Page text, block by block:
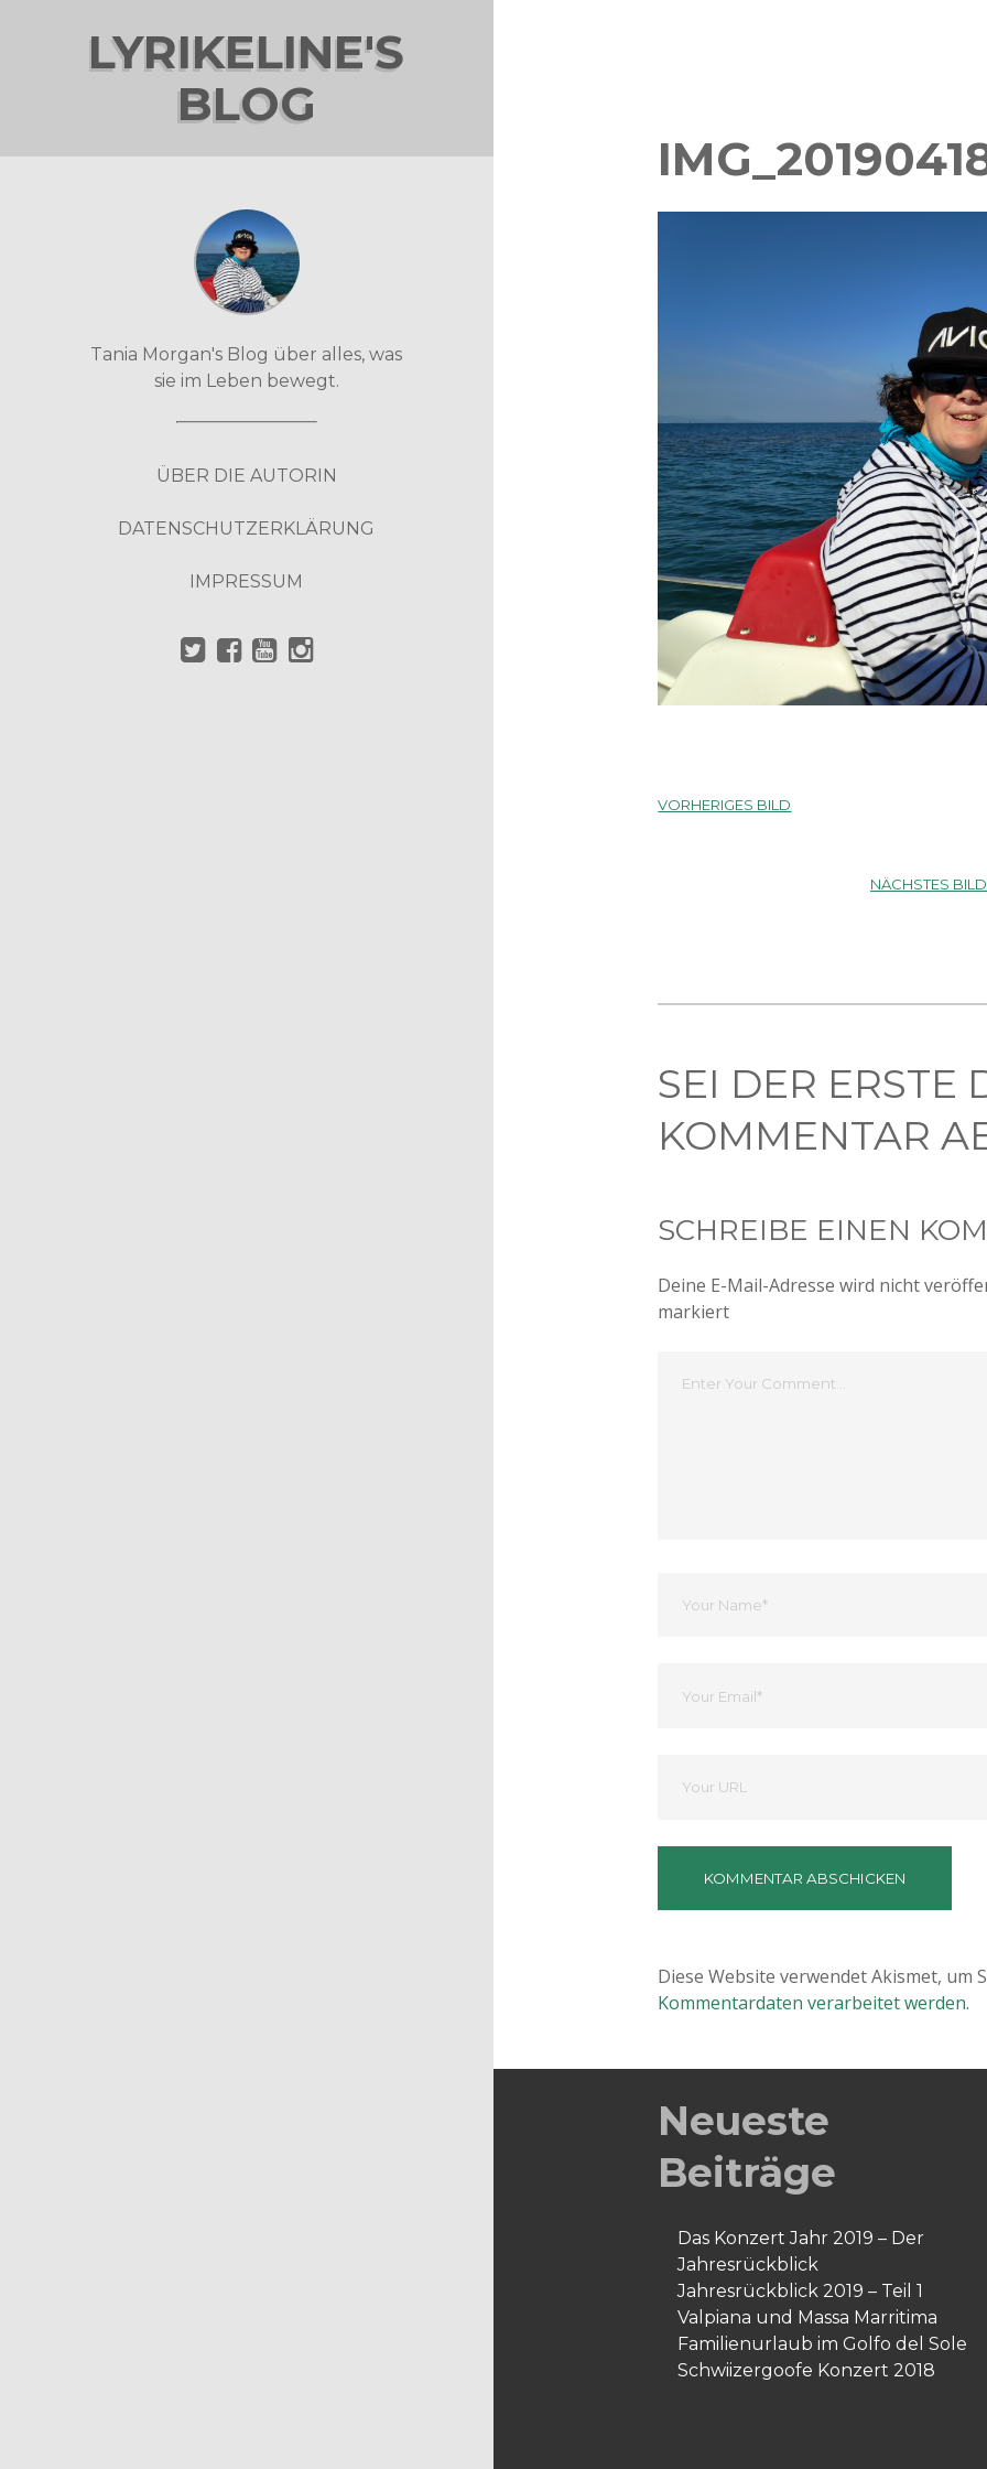
LYRIKELINE'S
BLOG
Tania Morgan's Blog über alles, was
sie im Leben bewegt.
ÜBER DIE AUTORIN
DATENSCHUTZERKLÄRUNG
IMPRESSUM
VORHERIGES BILD
NÄCHSTES BILD
SEI DER ERSTE
KOMMENTAR
SCHREIBE EINEN
Deine E-Mail-Adresse wird nicht
markiert
Kommentar
Name
Email
Website
Diese Website verwendet Akismet, um
Kommentardaten verarbeitet werden.
Neueste
Beiträge
Das Konzert Jahr 2019 – Der
Jahresrückblick
Jahresrückblick 2019 – Teil 1
Valpiana und Massa Marritima
Familienurlaub im Golfo del Sole
Schwiizergoofe Konzert 2018